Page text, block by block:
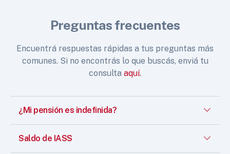
Preguntas frecuentes
Encuentrá respuestas rápidas a tus preguntas más
comunes. Si no encontrás lo que buscás, enviá tu
consulta aquí.
¿Mi pensión es indefinida?
Saldo de IASS